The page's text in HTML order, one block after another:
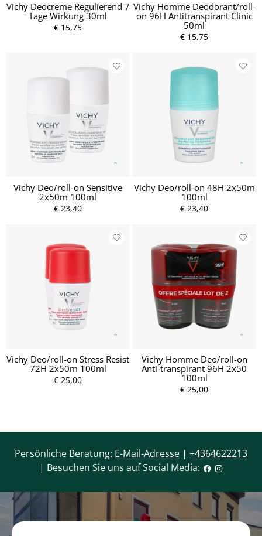
Vichy Deocreme Regulierend 7
Tage Wirkung 30ml
€ 15,75
Vichy Homme Deodorant/roll-
on 96H Antitranspirant Clinic
50ml
€ 15,75
Vichy Deo/roll-on Sensitive
2x50m 100ml
€ 23,40
Vichy Deo/roll-on 48H 2x50m
100ml
€ 23,40
Vichy Deo/roll-on Stress Resist
72H 2x50m 100ml
€ 25,00
Vichy Homme Deo/roll-on
Anti-transpirant 96H 2x50
100ml
€ 25,00
Persönliche Beratung: E-Mail-Adresse | +4364622213
| Besuchen Sie uns auf Social Media: